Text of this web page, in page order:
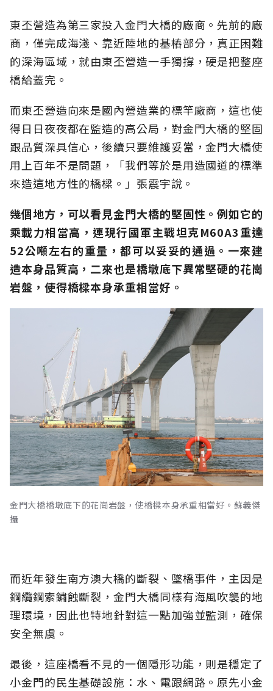
東丕營造為第三家投入金門大橋的廠商。先前的廠
商，僅完成海淺、靠近陸地的基樁部分，真正困難
的深海區域，就由東丕營造一手獨撐，硬是把整座
橋給蓋完。
而東丕營造向來是國內營造業的標竿廠商，這也使
得日日夜夜都在監造的高公局，對金門大橋的堅固
跟品質深具信心，後續只要維護妥當，金門大橋使
用上百年不是問題，「我們等於是用造國道的標準
來造這地方性的橋樑。」張震宇說。
幾個地方，可以看見金門大橋的堅固性。例如它的
乘載力相當高，連現行國軍主戰坦克M60A3重達
52公噸左右的重量，都可以妥妥的通過。一來建
造本身品質高，二來也是橋墩底下異常堅硬的花崗
岩盤，使得橋樑本身承重相當好。
金門大橋橋墩底下的花崗岩盤，使橋樑本身承重相當好。蘇義傑
攝
而近年發生南方澳大橋的斷裂、墜橋事件，主因是
鋼纜鋼索鏽蝕斷裂，金門大橋同樣有海風吹襲的地
理環境，因此也特地針對這一點加強並監測，確保
安全無虞。
最後，這座橋看不見的一個隱形功能，則是穩定了
小金門的民生基礎設施：水、電跟網路。原先小金